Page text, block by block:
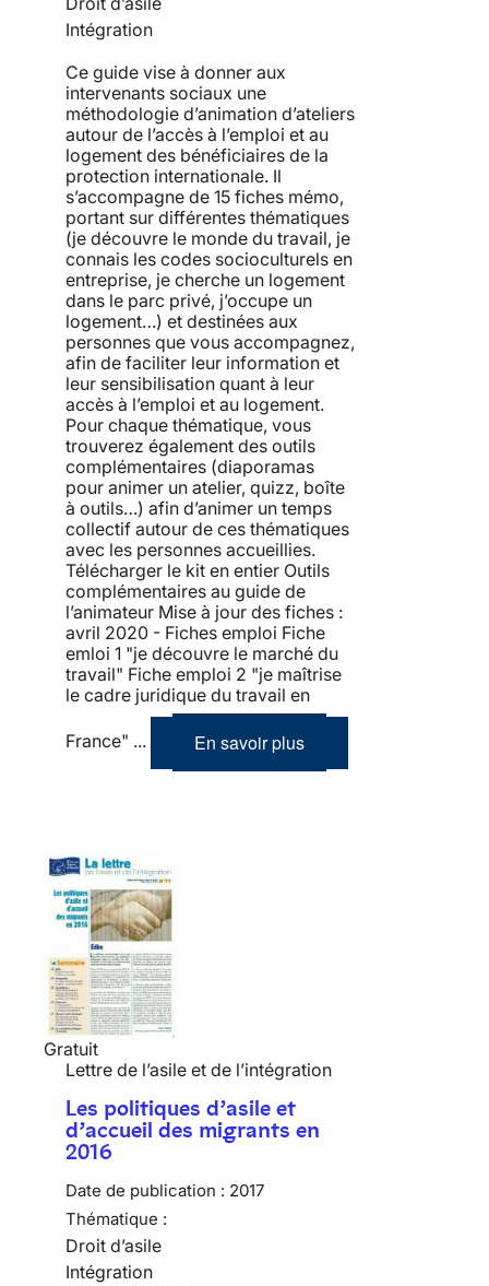
Intégration
Ce guide vise à donner aux
intervenants sociaux une
méthodologie d’animation d’ateliers
autour de l’accès à l’emploi et au
logement des bénéficiaires de la
protection internationale. Il
s’accompagne de 15 fiches mémo,
portant sur différentes thématiques
(je découvre le monde du travail, je
connais les codes socioculturels en
entreprise, je cherche un logement
dans le parc privé, j’occupe un
logement…) et destinées aux
personnes que vous accompagnez,
afin de faciliter leur information et
leur sensibilisation quant à leur
accès à l’emploi et au logement.
Pour chaque thématique, vous
trouverez également des outils
complémentaires (diaporamas
pour animer un atelier, quizz, boîte
à outils…) afin d’animer un temps
collectif autour de ces thématiques
avec les personnes accueillies.
Télécharger le kit en entier Outils
complémentaires au guide de
l’animateur Mise à jour des fiches :
avril 2020 - Fiches emploi Fiche
emloi 1 "je découvre le marché du
travail" Fiche emploi 2 "je maîtrise
le cadre juridique du travail en
France" ... En savoir plus
Gratuit
Lettre de l’asile et de l’intégration
Les politiques d’asile et
d’accueil des migrants en
2016
Date de publication : 2017
Thématique :
Droit d’asile
Intégration